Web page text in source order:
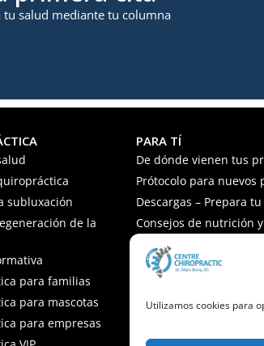
Utilizamos cookies para
salud mediante tu columna
subluxación
de la
para familias
para mascotas
para empresas
PARA TÍ
De dónde vienen tus
Prótocolo para nuevos
Descargas – Prepara
Consejos de nutrición
Preguntas frecuentes